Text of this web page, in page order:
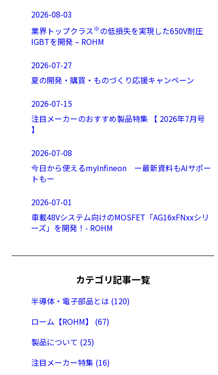
2026-08-03
業界トップクラス ※の低損失を実現した650V耐圧
IGBTを開発 – ROHM
2026-07-27
夏の開発・購買・ものづくり応援キャンペーン
2026-07-15
注目メーカーのおすすめ製品特集 【 2026年7月号
】
2026-07-08
今日から使えるmyInfineon ー最新資料もAIサポー
トもー
2026-07-01
車載48Vシステム向けのMOSFET「AG16xFNxxシリ
ーズ」を開発！- ROHM
カテゴリ記事一覧
半導体・電子部品とは (120)
ローム【ROHM】 (67)
製品について (25)
注目メーカー特集 (16)